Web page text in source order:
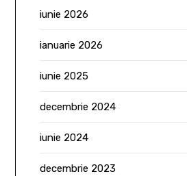
iunie 2026
ianuarie 2026
iunie 2025
decembrie 2024
iunie 2024
decembrie 2023